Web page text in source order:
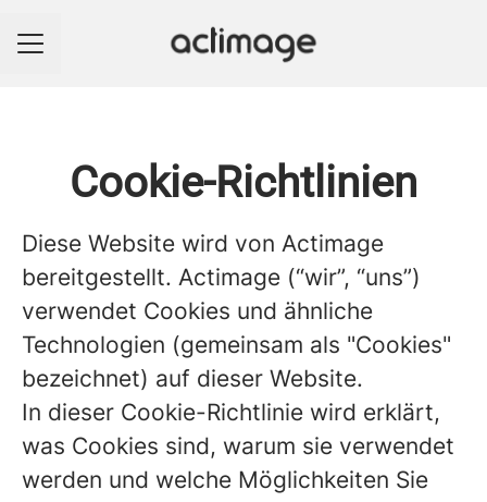
Karrieremenü
Cookie-Richtlinien
Diese Website wird von Actimage
bereitgestellt. Actimage (“wir”, “uns”)
verwendet Cookies und ähnliche
Technologien (gemeinsam als "Cookies"
bezeichnet) auf dieser Website.
In dieser Cookie-Richtlinie wird erklärt,
was Cookies sind, warum sie verwendet
werden und welche Möglichkeiten Sie